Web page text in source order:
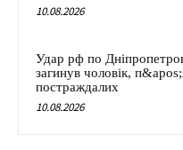
10.08.2026
Удар рф по
загинув чоловік,
постраждалих
10.08.2026